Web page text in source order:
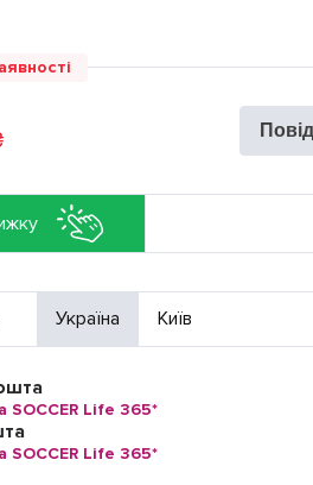
Україна Київ
SOCCER Life 365*
SOCCER Life 365*